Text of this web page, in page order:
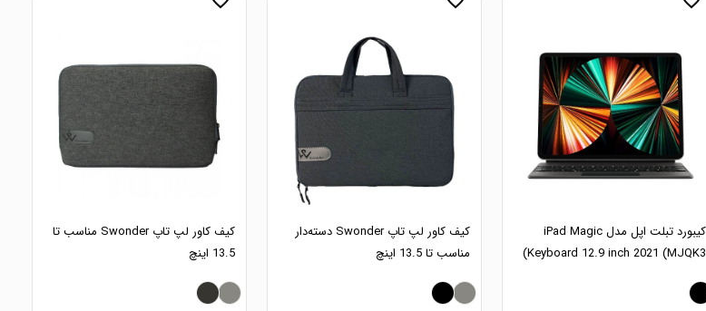
کیبورد تبلت اپل مدل iPad Magic
Keyboard 12.9 inch 2021 (MJQK3)
کیف کاور لپ تاپ Swonder دسته‌دار
مناسب تا 13.5 اینچ
کیف کاور لپ تاپ Swonder مناسب تا
13.5 اینچ